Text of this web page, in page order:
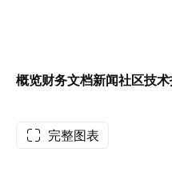
概览财务文档新闻社区技
完整图表